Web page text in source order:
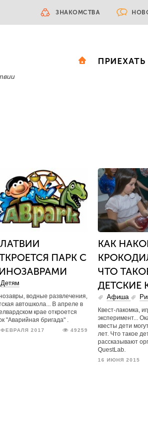
ЗНАКОМСТВА
ПРИЕХАТЬ
ПАРК С
Детям
водные развлечения,
автошкола... В апреле в
крае откроется
"Аварийная бригада" .
ФЕВРАЛЯ 2017 49259
КАК
ЧТО
ДЕТСКИЕ
Афиша
Квест-лакомка,
эксперимент...
квесты дети
лет. Что такое
рассказывают
QuestLab.
16 ИЮНЯ 2015